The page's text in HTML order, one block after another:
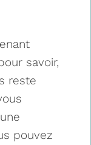
savoir,
reste
pouvez